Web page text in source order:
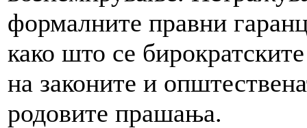
формалните правни
како што се
на законите и
родовите прашања.